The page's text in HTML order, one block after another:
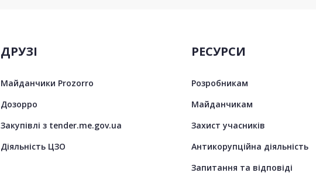
ДРУЗІ
Майданчики Prozorro
Дозорро
Закупівлі з tender.me.gov.ua
Діяльність ЦЗО
РЕСУРСИ
Розробникам
Майданчикам
Захист учасників
Антикорупційна діяльність
Запитання та відповіді